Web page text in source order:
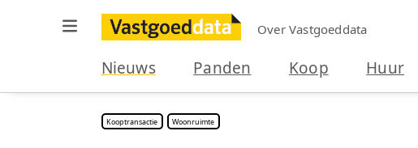
Over Vastgoeddata
Nieuws Panden Koop Huur
Kooptransactie Woonruimte